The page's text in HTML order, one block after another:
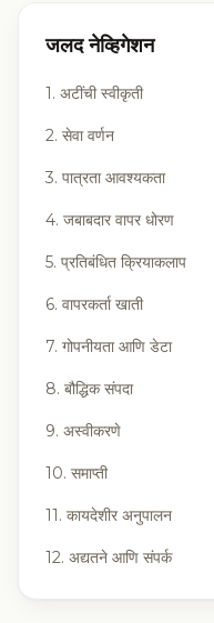
जलद नेव्हिगेशन
1. अटींची स्वीकृती
2. सेवा वर्णन
3. पात्रता आवश्यकता
4. जबाबदार वापर धोरण
5. प्रतिबंधित क्रियाकलाप
6. वापरकर्ता खाती
7. गोपनीयता आणि डेटा
8. बौद्धिक संपदा
9. अस्वीकरणे
10. समाप्ती
11. कायदेशीर अनुपालन
12. अद्यतने आणि संपर्क